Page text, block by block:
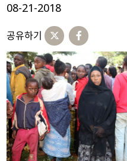
08-21-2018
공유하기